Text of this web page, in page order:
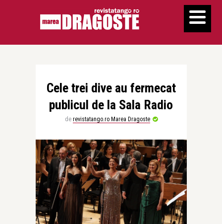
Cele trei dive au fermecat
publicul de la Sala Radio
de revistatango.ro Marea Dragoste